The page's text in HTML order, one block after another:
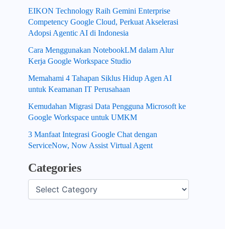
EIKON Technology Raih Gemini Enterprise
Competency Google Cloud, Perkuat Akselerasi
Adopsi Agentic AI di Indonesia
Cara Menggunakan NotebookLM dalam Alur
Kerja Google Workspace Studio
Memahami 4 Tahapan Siklus Hidup Agen AI
untuk Keamanan IT Perusahaan
Kemudahan Migrasi Data Pengguna Microsoft ke
Google Workspace untuk UMKM
3 Manfaat Integrasi Google Chat dengan
ServiceNow, Now Assist Virtual Agent
Categories